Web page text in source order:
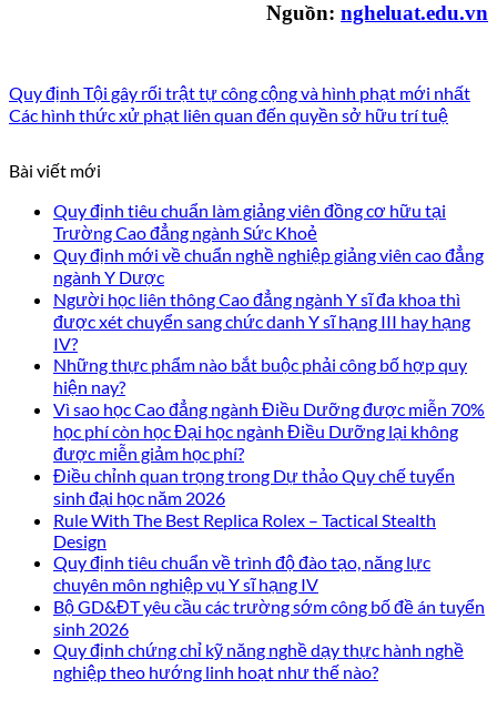
Nguồn: ngheluat.edu.vn
Quy định Tội gây rối trật tự công cộng và hình phạt mới nhất
Các hình thức xử phạt liên quan đến quyền sở hữu trí tuệ
Bài viết mới
Quy định tiêu chuẩn làm giảng viên đồng cơ hữu tại
Trường Cao đẳng ngành Sức Khoẻ
Quy định mới về chuẩn nghề nghiệp giảng viên cao đẳng
ngành Y Dược
Người học liên thông Cao đẳng ngành Y sĩ đa khoa thì
được xét chuyển sang chức danh Y sĩ hạng III hay hạng
IV?
Những thực phẩm nào bắt buộc phải công bố hợp quy
hiện nay?
Vì sao học Cao đẳng ngành Điều Dưỡng được miễn 70%
học phí còn học Đại học ngành Điều Dưỡng lại không
được miễn giảm học phí?
Điều chỉnh quan trọng trong Dự thảo Quy chế tuyển
sinh đại học năm 2026
Rule With The Best Replica Rolex – Tactical Stealth
Design
Quy định tiêu chuẩn về trình độ đào tạo, năng lực
chuyên môn nghiệp vụ Y sĩ hạng IV
Bộ GD&ĐT yêu cầu các trường sớm công bố đề án tuyển
sinh 2026
Quy định chứng chỉ kỹ năng nghề dạy thực hành nghề
nghiệp theo hướng linh hoạt như thế nào?